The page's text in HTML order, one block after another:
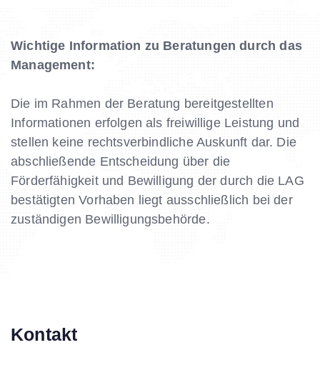
Wichtige Information zu Beratungen durch das
Management:
Die im Rahmen der Beratung bereitgestellten
Informationen erfolgen als freiwillige Leistung und
stellen keine rechtsverbindliche Auskunft dar. Die
abschließende Entscheidung über die
Förderfähigkeit und Bewilligung der durch die LAG
bestätigten Vorhaben liegt ausschließlich bei der
zuständigen Bewilligungsbehörde.
Kontakt